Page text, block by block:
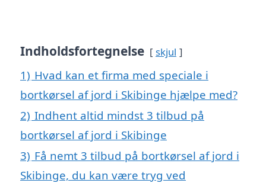
Indholdsfortegnelse skjul
1) Hvad kan et firma med speciale i
bortkørsel af jord i Skibinge hjælpe med?
2) Indhent altid mindst 3 tilbud på
bortkørsel af jord i Skibinge
3) Få nemt 3 tilbud på bortkørsel af jord i
Skibinge, du kan være tryg ved